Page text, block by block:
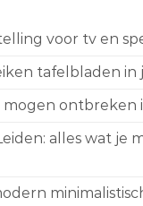
voor tv en
tafelbladen in
mogen ontbreken
alles wat je